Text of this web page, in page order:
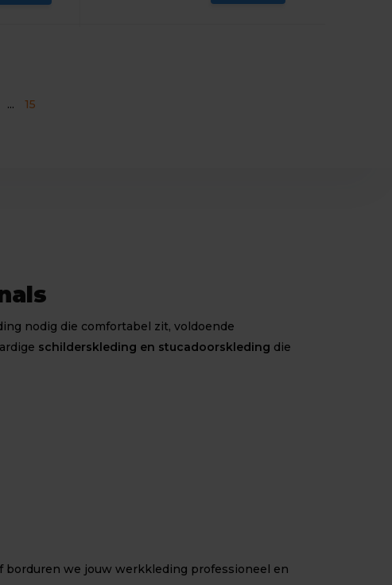
... 15
nodig die comfortabel zit, voldoende
schilderskleding en stucadoorskleding die
borduren we jouw werkkleding professioneel en